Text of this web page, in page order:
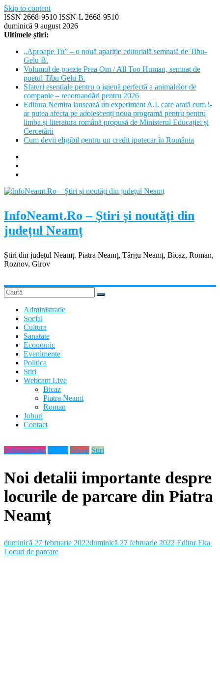
Skip to content
ISSN 2668-9510 ISSN-L 2668-9510
duminică 9 august 2026
Ultimele știri:
„Aproape Tu” – o nouă apariție editorială semnată de Tibu-
Gelu B.
Volumul de poezie Prea Om / All Too Human, semnat de
poetul Tibu Gelu B.
Sfaturi esențiale pentru o igienă perfectă a animalelor de
companie – recomandări pentru 2026
Editura Nemira lansează un experiment A.I. care arată cum i-
ar putea afecta pe adolescenți noua programă pentru pentru
limba și literatura română propusă de Ministerul Educației și
Cercetării
Cum devii eligibil pentru un credit ipotecar în România
InfoNeamt.Ro – Știri și noutăți din
județul Neamț
Știri din județul Neamț. Piatra Neamț, Târgu Neamț, Bicaz, Roman,
Roznov, Girov
Administratie
Social
Cultura
Sanatate
Economic
Evenimente
Politica
Stiri
Webcam Live
Bicaz
Piatra Neamt
Roman
Joburi
Contact
Administratie Social Stiri
Noi detalii importante despre
locurile de parcare din Piatra
Neamț
duminică 27 februarie 2022duminică 27 februarie 2022 Editor Eka
Locuri de parcare